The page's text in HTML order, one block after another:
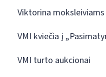
Viktorina moksleiviams
VMI kviečia į
VMI turto aukcionai